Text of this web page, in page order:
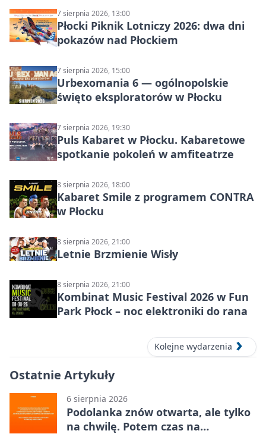
7 sierpnia 2026, 13:00
Płocki Piknik Lotniczy 2026: dwa dni
pokazów nad Płockiem
7 sierpnia 2026, 15:00
Urbexomania 6 — ogólnopolskie
święto eksploratorów w Płocku
7 sierpnia 2026, 19:30
Puls Kabaret w Płocku. Kabaretowe
spotkanie pokoleń w amfiteatrze
8 sierpnia 2026, 18:00
Kabaret Smile z programem CONTRA
w Płocku
8 sierpnia 2026, 21:00
Letnie Brzmienie Wisły
8 sierpnia 2026, 21:00
Kombinat Music Festival 2026 w Fun
Park Płock – noc elektroniki do rana
Kolejne wydarzenia
Ostatnie Artykuły
6 sierpnia 2026
Podolanka znów otwarta, ale tylko
na chwilę. Potem czas na